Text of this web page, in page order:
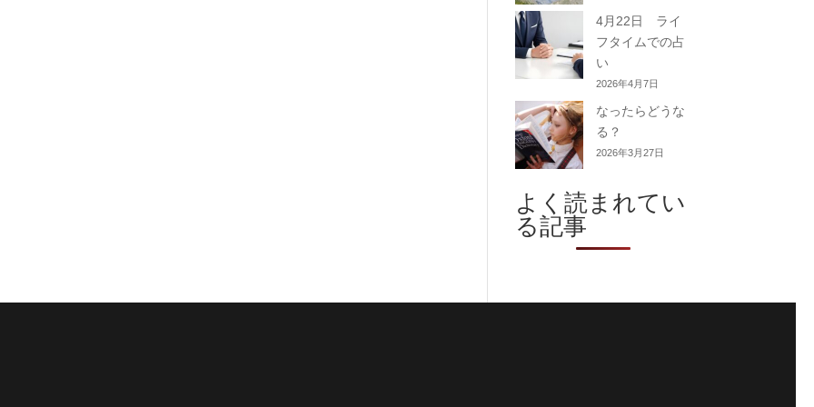
4月22日 ライ
フタイムでの占
い
2026年4月7日
なったらどうな
る？
2026年3月27日
よく読まれてい
る記事